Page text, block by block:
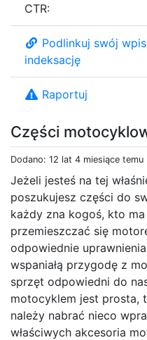
Części
Dodano: 12 lat 4 miesiące temu
Jeżeli jesteś na tej
poszukujesz części do
każdy zna kogoś, kto
przemieszczać się
odpowiednie
wspaniałą przygodę z
sprzęt odpowiedni do
motocyklem jest prosta,
należy nabrać nieco
właściwych akcesoria
CTR:
Podlinkuj swój
indeksację
Raportuj